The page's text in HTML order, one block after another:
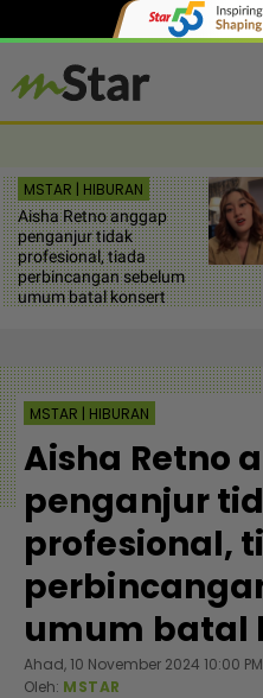
MSTAR | HIBURAN
Aisha Retno anggap
penganjur tidak
profesional, tiada
perbincangan sebelum
umum batal konsert
MSTAR | HIBURAN
Aisha Retno
penganjur
profesional,
umum batal
Ahad, 10 November 2024 10:00 PM
Oleh: MSTAR